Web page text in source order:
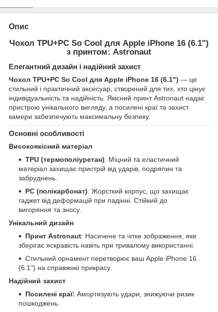
Опис
Чохол TPU+PC So Cool для Apple iPhone 16 (6.1")
з принтом: Astronaut
Елегантний дизайн і надійний захист
Чохол TPU+PC So Cool для Apple iPhone 16 (6.1") — це
стильний і практичний аксесуар, створений для тих, хто цінує
індивідуальність та надійність. Якісний принт Astronaut надає
пристрою унікального вигляду, а посилені краї та захист
камери забезпечують максимальну безпеку.
Основні особливості
Високоякісний матеріал
TPU (термополіуретан): Міцний та еластичний
матеріал захищає пристрій від ударів, подряпин та
забруднень.
PC (полікарбонат): Жорсткий корпус, що захищає
гаджет від деформацій при падінні. Стійкий до
вигоряння та зносу.
Унікальний дизайн
Принт Astronaut: Насичене та чітке зображення, яке
зберігає яскравість навіть при тривалому використанні.
Стильний орнамент перетворює ваш Apple iPhone 16
(6.1") на справжню прикрасу.
Надійний захист
Посилені краї: Амортизують удари, знижуючи ризик
пошкоджень.